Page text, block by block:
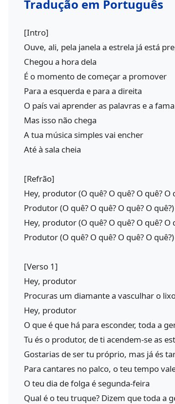
Tradução em Português
[Intro]
Ouve, ali, pela janela a estrela já está
Chegou a hora dela
É o momento de começar a promover
Para a esquerda e para a direita
O país vai aprender as palavras e a
Mas isso não chega
A tua música simples vai encher
Até à sala cheia
[Refrão]
Hey, produtor (O quê? O quê? O quê? O
Produtor (O quê? O quê? O quê? O quê?)
Hey, produtor (O quê? O quê? O quê? O
Produtor (O quê? O quê? O quê? O quê?)
[Verso 1]
Hey, produtor
Procuras um diamante a vasculhar o
Hey, produtor
O que é que há para esconder, toda a
Tu és o produtor, de ti acendem-se as
Gostarias de ser tu próprio, mas já és
Para cantares no palco, o teu tempo
O teu dia de folga é segunda-feira
Qual é o teu truque? Dizem que toda a